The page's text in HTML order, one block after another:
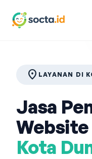
location_on LAYANAN DI
Jasa
Kota